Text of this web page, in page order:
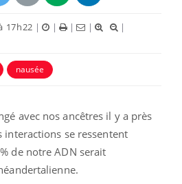
17h22 | | | |
|
nausée
avec nos ancêtres il y a près
interactions se ressentent
de notre ADN serait